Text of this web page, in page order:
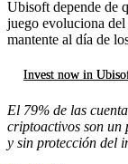
Ubisoft depende de
juego evoluciona
mantente al día de
Invest now in
El 79% de las
criptoactivos son un
y sin protección del